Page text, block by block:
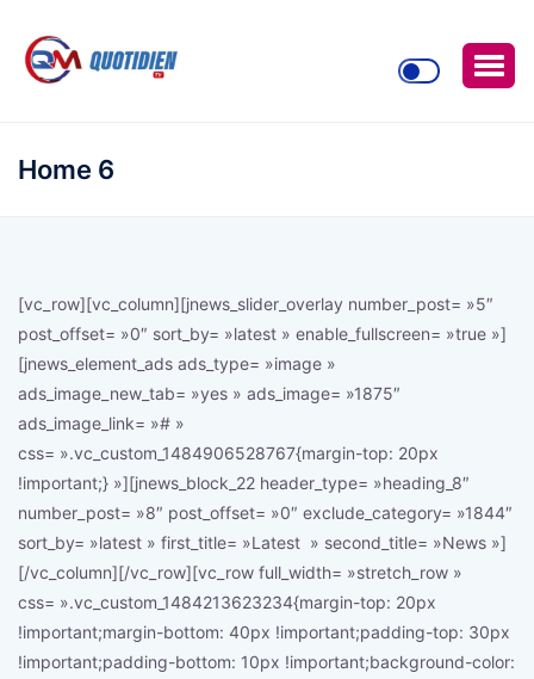
Home 6
[vc_row][vc_column][jnews_slider_overlay number_post= »5″
post_offset= »0″ sort_by= »latest » enable_fullscreen= »true »]
[jnews_element_ads ads_type= »image »
ads_image_new_tab= »yes » ads_image= »1875″
ads_image_link= »# »
css= ».vc_custom_1484906528767{margin-top: 20px
!important;} »][jnews_block_22 header_type= »heading_8″
number_post= »8″ post_offset= »0″ exclude_category= »1844″
sort_by= »latest » first_title= »Latest » second_title= »News »]
[/vc_column][/vc_row][vc_row full_width= »stretch_row »
css= ».vc_custom_1484213623234{margin-top: 20px
!important;margin-bottom: 40px !important;padding-top: 30px
!important;padding-bottom: 10px !important;background-color: